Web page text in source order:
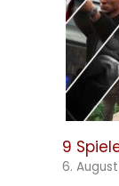
9
6.